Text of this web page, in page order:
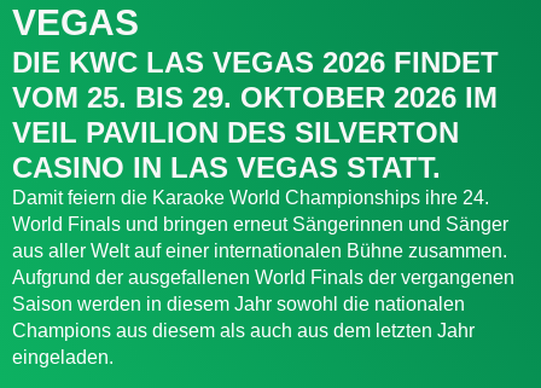
VEGAS
DIE KWC LAS VEGAS 2026 FINDET
VOM 25. BIS 29. OKTOBER 2026 IM
VEIL PAVILION DES SILVERTON
CASINO IN LAS VEGAS STATT.
Damit feiern die Karaoke World Championships ihre 24.
World Finals und bringen erneut Sängerinnen und Sänger
aus aller Welt auf einer internationalen Bühne zusammen.
Aufgrund der ausgefallenen World Finals der vergangenen
Saison werden in diesem Jahr sowohl die nationalen
Champions aus diesem als auch aus dem letzten Jahr
eingeladen.